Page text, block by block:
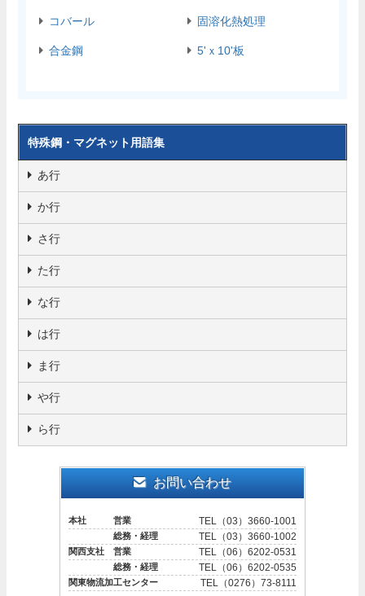
コバール 固溶化熱処理
合金鋼 5'ｘ10'板
特殊鋼・マグネット用語集
あ行
か行
さ行
た行
な行
は行
ま行
や行
ら行
お問い合わせ
本社 営業 TEL（03）3660-1001
総務・経理 TEL（03）3660-1002
関西支社 営業 TEL（06）6202-0531
総務・経理 TEL（06）6202-0535
関東物流加工センター TEL（0276）73-8111